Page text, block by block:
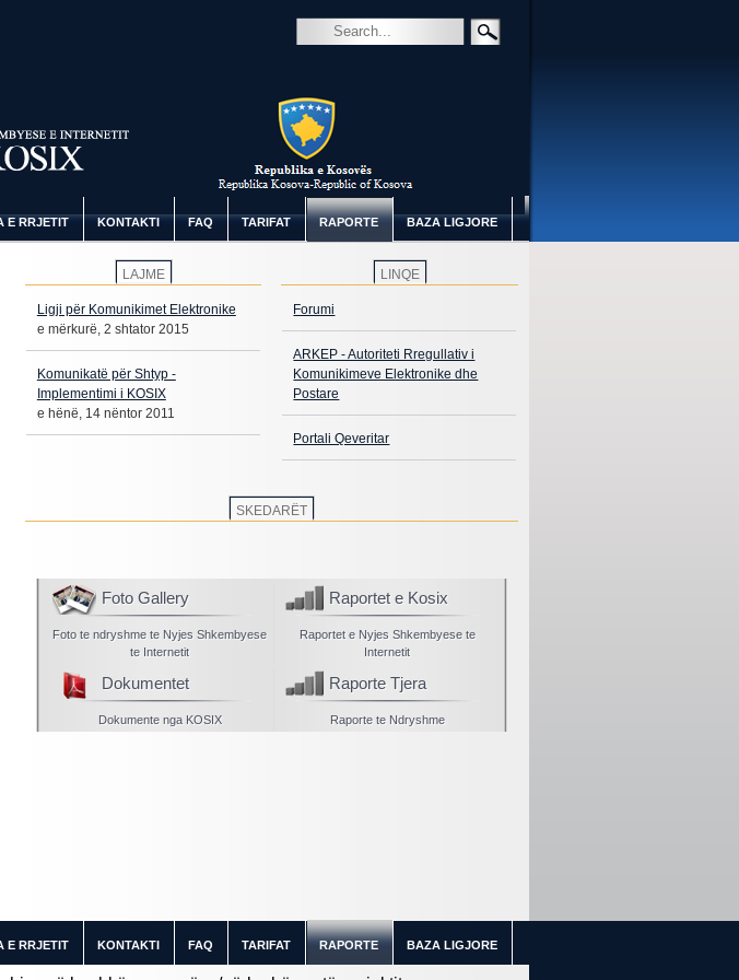
E RRJETIT KONTAKTI FAQ TARIFAT RAPORTE BAZA LIGJORE
LINQE
Forumi
ARKEP - Autoriteti Rregullativ i
Komunikimeve Elektronike dhe
Postare
Portali Qeveritar
LAJME
Ligji për Komunikimet Elektronike
e mërkurë, 2 shtator 2015
Komunikatë për Shtyp -
Implementimi i KOSIX
e hënë, 14 nëntor 2011
SKEDARËT
Foto Gallery
Foto te ndryshme te Nyjes Shkembyese
te Internetit
Raportet e Kosix
Raportet e Nyjes Shkembyese te
Internetit
Dokumentet
Dokumente nga KOSIX
Raporte Tjera
Raporte te Ndryshme
E RRJETIT KONTAKTI FAQ TARIFAT RAPORTE BAZA LIGJORE